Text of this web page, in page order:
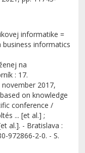
informatike =
informatics
na
: 17.
2017,
on knowledge
conference /
... [et al.] ;
al.]. - Bratislava :
972866-2-0. - S.